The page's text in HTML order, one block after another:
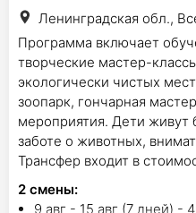
Ленинградская обл.,
Программа включает
творческие мастер-
экологически чистых
зоопарк, гончарная
мероприятия. Дети живут
заботе о животных,
Трансфер входит в
2 смены:
9 авг - 15 авг (7 дней) -